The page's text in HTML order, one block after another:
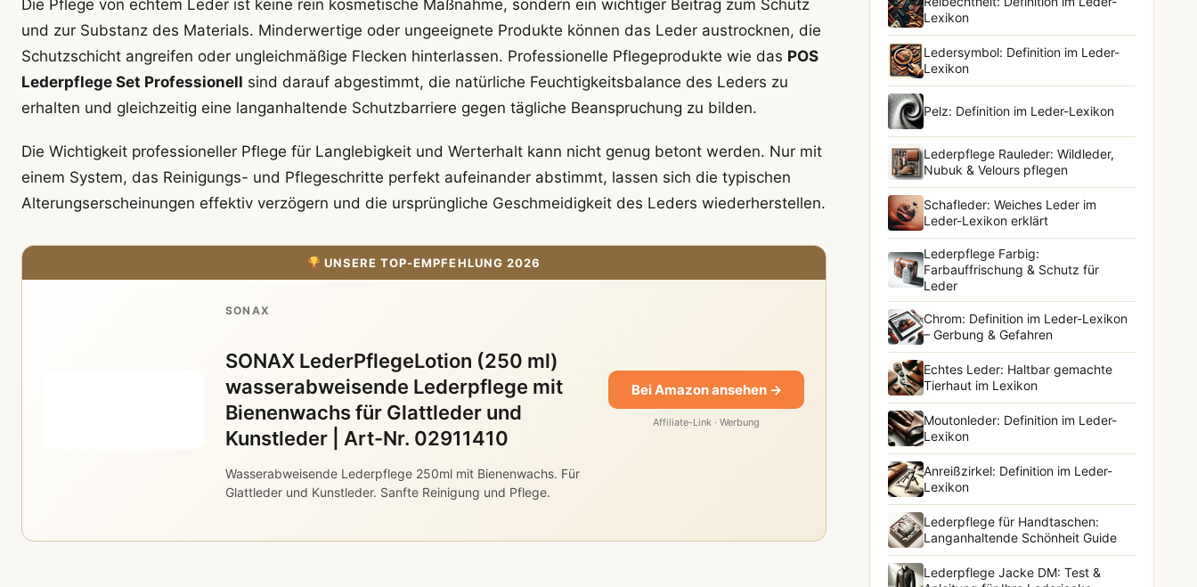
Die Pflege von echtem Leder ist keine rein kosmetische Maßnahme, sondern ein wichtiger Beitrag zum Schutz
und zur Substanz des Materials. Minderwertige oder ungeeignete Produkte können das Leder austrocknen, die
Schutzschicht angreifen oder ungleichmäßige Flecken hinterlassen. Professionelle Pflegeprodukte wie das POS
Lederpflege Set Professionell sind darauf abgestimmt, die natürliche Feuchtigkeitsbalance des Leders zu
erhalten und gleichzeitig eine langanhaltende Schutzbarriere gegen tägliche Beanspruchung zu bilden.
Die Wichtigkeit professioneller Pflege für Langlebigkeit und Werterhalt kann nicht genug betont werden. Nur mit
einem System, das Reinigungs- und Pflegeschritte perfekt aufeinander abstimmt, lassen sich die typischen
Alterungserscheinungen effektiv verzögern und die ursprüngliche Geschmeidigkeit des Leders wiederherstellen.
UNSERE TOP-EMPFEHLUNG 2026
SONAX
SONAX LederPflegeLotion (250 ml)
wasserabweisende Lederpflege mit
Bienenwachs für Glattleder und
Kunstleder | Art-Nr. 02911410
Wasserabweisende Lederpflege 250ml mit Bienenwachs. Für
Glattleder und Kunstleder. Sanfte Reinigung und Pflege.
Bei Amazon ansehen →
Affiliate-Link · Werbung
Lexikon
Ledersymbol: Definition im Leder-
Lexikon
Pelz: Definition im Leder-Lexikon
Lederpflege Rauleder: Wildleder,
Nubuk & Velours pflegen
Schafleder: Weiches Leder im
Leder-Lexikon erklärt
Lederpflege Farbig:
Farbauffrischung & Schutz für
Leder
Chrom: Definition im Leder-Lexikon
– Gerbung & Gefahren
Echtes Leder: Haltbar gemachte
Tierhaut im Lexikon
Moutonleder: Definition im Leder-
Lexikon
Anreißzirkel: Definition im Leder-
Lexikon
Lederpflege für Handtaschen:
Langanhaltende Schönheit Guide
Lederpflege Jacke DM: Test &